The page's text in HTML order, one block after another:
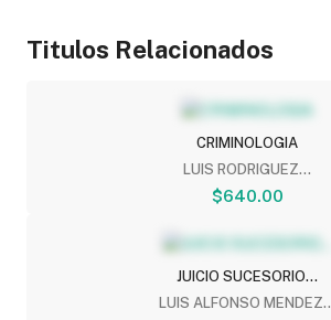
Titulos Relacionados
CRIMINOLOGIA
LUIS RODRIGUEZ...
$640.00
JUICIO SUCESORIO...
LUIS ALFONSO